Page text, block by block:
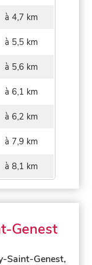
à 4,7 km
à 5,5 km
à 5,6 km
à 6,1 km
à 6,2 km
à 7,9 km
à 8,1 km
Genest
Saint-Genest,